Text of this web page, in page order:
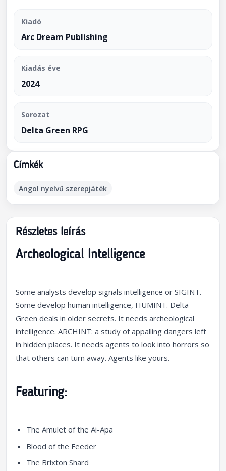
Kiadó
Arc Dream Publishing
Kiadás éve
2024
Sorozat
Delta Green RPG
Címkék
Angol nyelvű szerepjáték
Részletes leírás
Archeological Intelligence
Some analysts develop signals intelligence or SIGINT.
Some develop human intelligence, HUMINT. Delta
Green deals in older secrets. It needs archeological
intelligence. ARCHINT: a study of appalling dangers left
in hidden places. It needs agents to look into horrors so
that others can turn away. Agents like yours.
Featuring:
The Amulet of the Ai-Apa
Blood of the Feeder
The Brixton Shard